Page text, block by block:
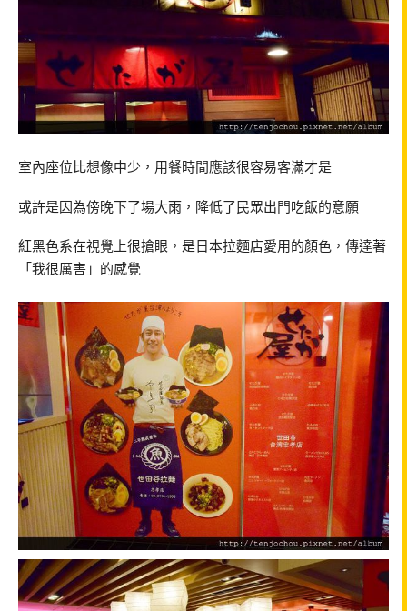
室內座位比想像中少，用餐時間應該很容易客滿才是
或許是因為傍晚下了場大雨，降低了民眾出門吃飯的意願
紅黑色系在視覺上很搶眼，是日本拉麵店愛用的顏色，傳達著
「我很厲害」的感覺